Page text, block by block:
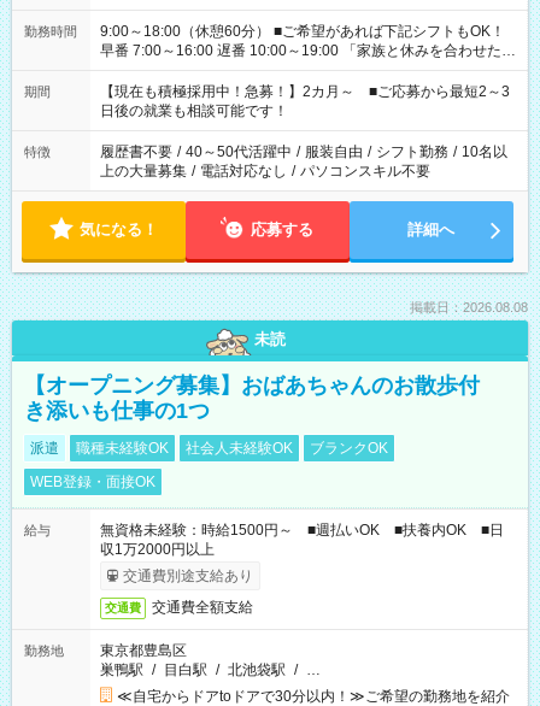
勤務時間
9:00～18:00（休憩60分） ■ご希望があれば下記シフトもOK！
早番 7:00～16:00 遅番 10:00～19:00 「家族と休みを合わせた
い」 「余裕を持って夕飯の準備がしたい」 「できれば残業はし
たくない」 など、ご希望を教えてくださいね。 ※Wワーク希望
の方へ 今ご覧のお仕事で希望する勤務時間と、もう1つのお仕事
の勤務時間。 合計で週40時間を超える場合は応募できません。
期間
【現在も積極採用中！急募！】2カ月～ ■ご応募から最短2～3
日後の就業も相談可能です！
特徴 履歴書不要 / 40～50代活躍中 / 服装自由 / シフト勤務 / 10名以
上の大量募集 / 電話対応なし / パソコンスキル不要
気になる！ 応募する 詳細へ
掲載日：2026.08.08
未読
【オープニング募集】おばあちゃんのお散歩付
き添いも仕事の1つ
派遣 職種未経験OK 社会人未経験OK
ブランクOK
WEB登録・面接OK
給与
無資格未経験：時給1500円～ ■週払いOK ■扶養内OK ■日
収1万2000円以上
交通費別途支給あり
交通費 交通費全額支給
勤務地
東京都豊島区
巣鴨駅 / 目白駅 / 北池袋駅 / …
≪自宅からドアtoドアで30分以内！≫ご希望の勤務地を紹介